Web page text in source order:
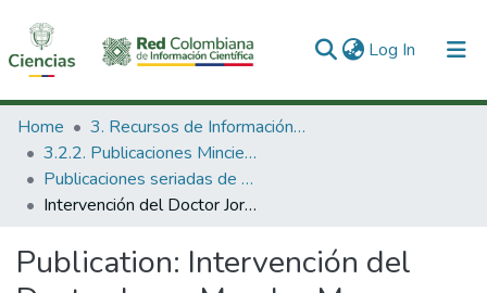
Log In (current)
Communities & Collections
All of DSpace
Statistics
Home
3. Recursos de Información Científica y Tecnológica
3.2.2. Publicaciones Minciencias
Publicaciones seriadas de Minciencias
Intervención del Doctor Jorge Mendez Munevar Presidente FEDEMETAL
Publication: Intervención del